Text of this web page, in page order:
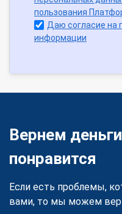
пользования
Даю согласие на
информации
Вернем
понравится
Если есть проблемы,
вами, то мы можем